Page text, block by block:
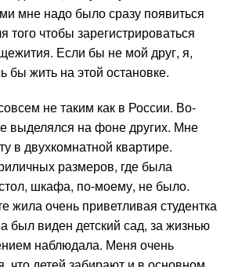
мне надо было сразу появиться
того чтобы зарегистрироваться
Если бы не мой друг, я,
бы жить на этой остановке.
не таким как в России. Во-
выделялся на фоне других. Мне
в двухкомнатной квартире.
размеров, где была
шкафа, по-моему, не было.
жила очень приветливая студентка
был виден детский сад, за жизнью
наблюдала. Меня очень